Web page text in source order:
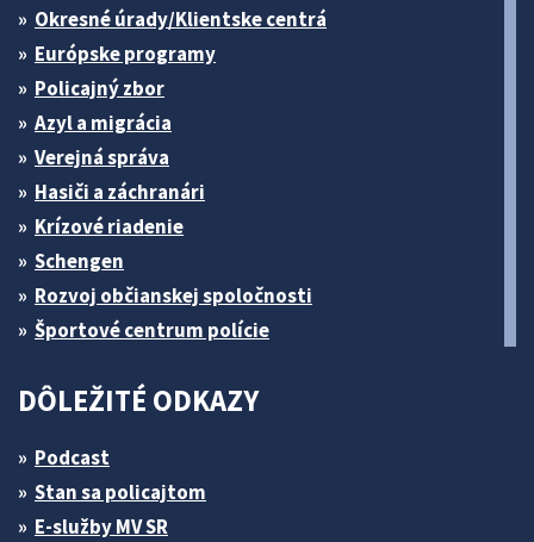
Okresné úrady/Klientske centrá
Európske programy
Policajný zbor
Azyl a migrácia
Verejná správa
Hasiči a záchranári
Krízové riadenie
Schengen
Rozvoj občianskej spoločnosti
Športové centrum polície
DÔLEŽITÉ ODKAZY
Podcast
Stan sa policajtom
E-služby MV SR